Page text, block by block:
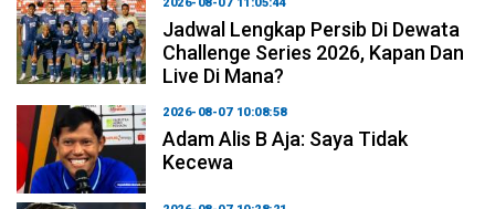
Jadwal Lengkap Persib Di Dewata
Challenge Series 2026, Kapan Dan
Live Di Mana?
2026-08-07 10:08:58
Adam Alis B Aja: Saya Tidak
Kecewa